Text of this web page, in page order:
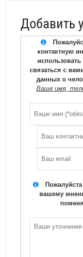
Добавить
контактную
связаться с
данных о
Ваше имя,
вашему